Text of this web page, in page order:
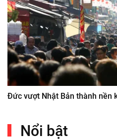
Đức vượt Nhật Bản thành nền
Nổi bật